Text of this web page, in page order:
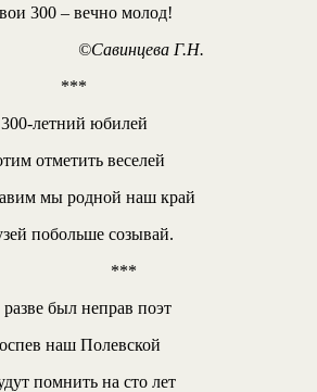
300 – вечно молод!
©Савинцева Г.Н.
***
300-летний юбилей
отметить веселей
мы родной наш край
побольше созывай.
***
был неправ поэт
наш Полевской
помнить на сто лет